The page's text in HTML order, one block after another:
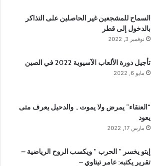
السماح للمشجعين غير الحاصلين على التذاكر
بالدخول إلى قطر
نوفمبر 3, 2022
تأجيل دورة الألعاب الآسيوية 2022 في الصين
مايو 6, 2022
“العنقاء” يمرض ولا يموت .. والدحيل يعرف متى
يعود
مارس 17, 2022
إيتو يخسر ” الحرب ” ويكسب الروح الرياضية –
تقرير يكتبه: عامر تيتاوي –